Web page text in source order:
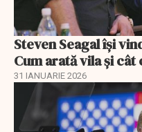
Steven Seagal își
Cum arată vila și
31 IANUARIE 2026